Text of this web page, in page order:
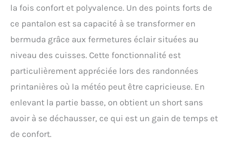
ceinture;Coupe
pression;Braguette
zippée;Pantalon
la fois confort et polyvalence. Un des points forts de
ce pantalon est sa capacité à se transformer en
bermuda grâce aux fermetures éclair situées au
niveau des cuisses. Cette fonctionnalité est
particulièrement appréciée lors des randonnées
printanières où la météo peut être capricieuse. En
enlevant la partie basse, on obtient un short sans
avoir à se déchausser, ce qui est un gain de temps et
de confort.